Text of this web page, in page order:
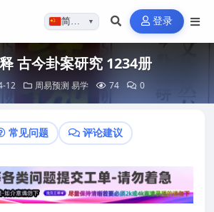
简体…▼ 登录
古今卦案研究 1234册
12 周易预测 易学 74 0
常见问题 评论建议